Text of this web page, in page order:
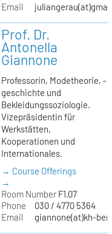
Email
Prof. Dr.
Antonella
Giannone
Professorin, Modetheorie, -
geschichte und
Bekleidungssoziologie.
Vizepräsidentin für
Werkstätten,
Kooperationen und
Internationales.
→ Course Offerings
→
Room NumberF1.07
Phone
030 / 4770 5364
Email
giannone(at)kh-